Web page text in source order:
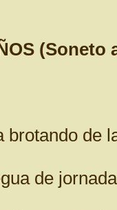
brotando de
de